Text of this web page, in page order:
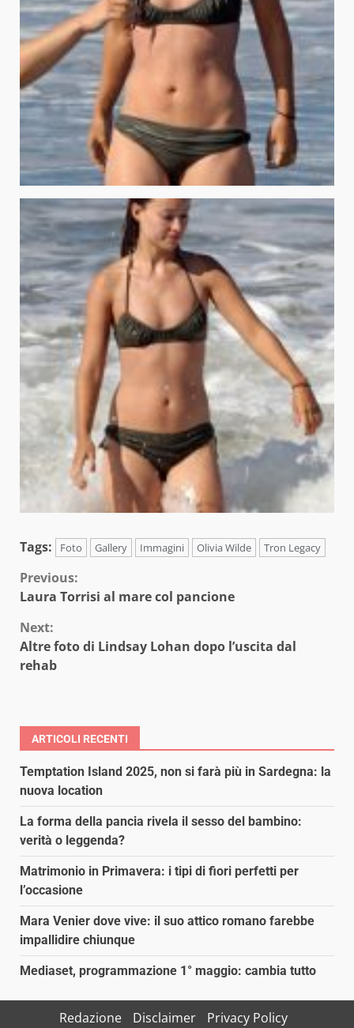
Tags: Foto Gallery Immagini Olivia Wilde Tron Legacy
Continue
Previous:
Laura Torrisi al mare col pancione
Next:
Altre foto di Lindsay Lohan dopo l’uscita dal
rehab
ARTICOLI RECENTI
Temptation Island 2025, non si farà più in Sardegna: la
nuova location
La forma della pancia rivela il sesso del bambino:
verità o leggenda?
Matrimonio in Primavera: i tipi di fiori perfetti per
l’occasione
Mara Venier dove vive: il suo attico romano farebbe
impallidire chiunque
Mediaset, programmazione 1° maggio: cambia tutto
Redazione Disclaimer Privacy Policy